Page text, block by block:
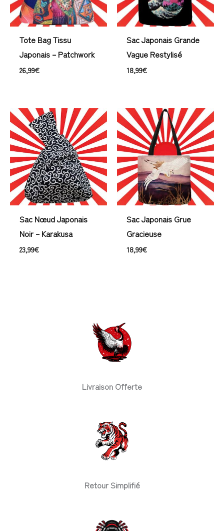
Tote Bag Tissu
Japonais – Patchwork
26,99€
Sac Japonais Grande
Vague Restylisé
18,99€
Sac Nœud Japonais
Noir – Karakusa
23,99€
Sac Japonais Grue
Gracieuse
18,99€
Livraison Offerte
Retour Simplifié